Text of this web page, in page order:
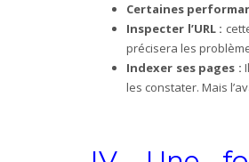
Certaines
Inspecter l’URL :
précisera les
Indexer ses pages :
les constater. Mais